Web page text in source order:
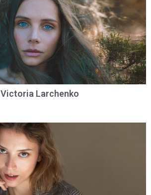
Victoria Larchenko